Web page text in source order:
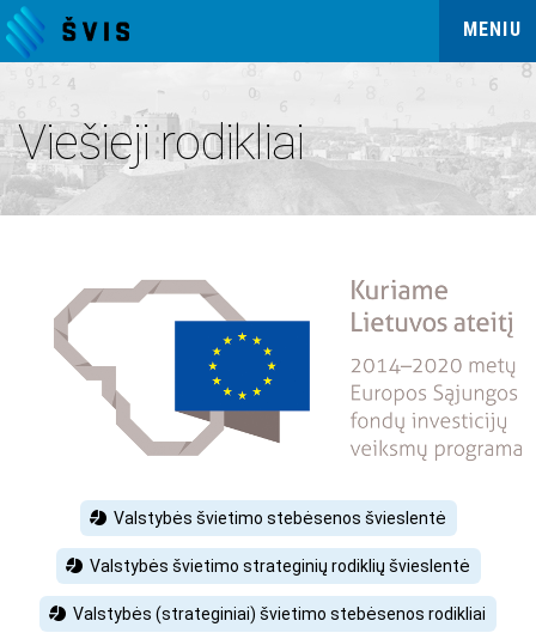
MENIU
Viešieji rodikliai
Valstybės švietimo stebėsenos švieslentė
Valstybės švietimo strateginių rodiklių švieslentė
Valstybės (strateginiai) švietimo stebėsenos rodikliai